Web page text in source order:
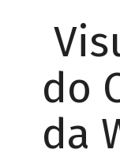
do
da